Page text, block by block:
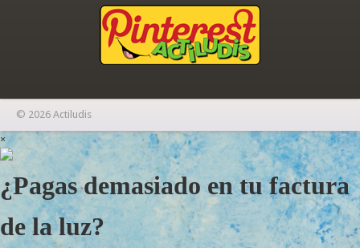
© 2026 Actiludis
×
¿Pagas demasiado en tu factura
de la luz?